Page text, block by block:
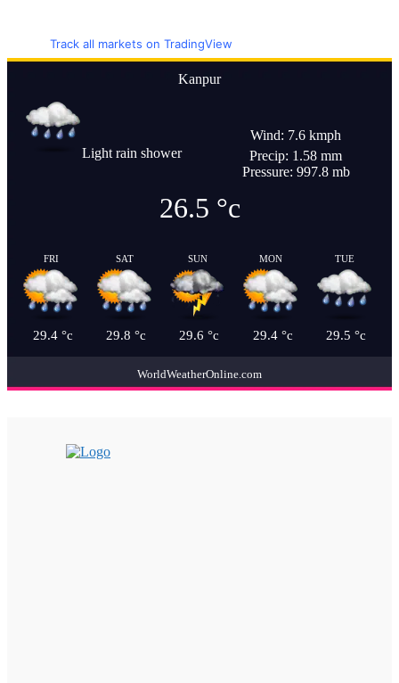
Track all markets on TradingView
Kanpur
Light rain shower
Wind: 7.6 kmph
Precip: 1.58 mm
Pressure: 997.8 mb
26.5 °c
FRI
29.4°c
SAT
29.8 °c
SUN
29.6 °c
MON
29.4°c
TUE
29.5 °c
WorldWeatherOnline.com